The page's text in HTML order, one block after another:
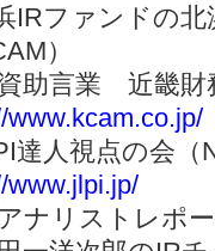
IRファンドの
）
資助言業 近畿財
www.kcam.co.jp/
達人視点の会（
www.jlpi.jp/
ナリストレポ